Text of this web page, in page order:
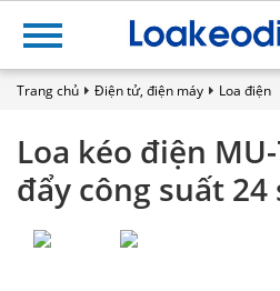
Trang chủ Điện tử, điện máy Loa điện
Loa kéo điện
đẩy công suất 24